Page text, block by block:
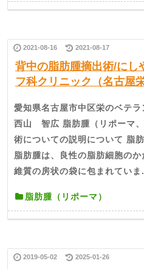
2021-08-16 2021-08-17
背中の脂肪腫摘出術/にし
フ科クリニック（名古屋
愛知県名古屋市中区栄のベテラ
西山 智広 脂肪腫（リポーマ
術についての説明について 脂
脂肪腫は、良性の脂肪細胞の
維質の房状の袋に包まれていま
脂肪腫（リポーマ）
2019-05-02 2025-01-26